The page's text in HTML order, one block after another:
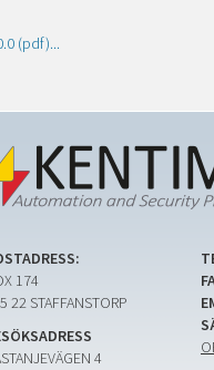
(pdf)...
174
22 STAFFANSTORP
4